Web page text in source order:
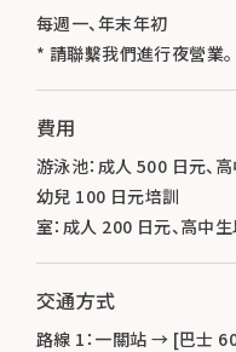
每週一、年末年初
* 請聯繫我們進行夜營業。
費用
游泳池：成人 500 日元、
幼兒 100 日元培訓
室：成人 200 日元、高中
交通方式
路線 1：一關站 → [巴士